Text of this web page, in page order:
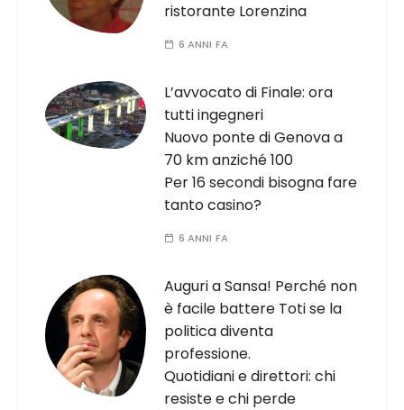
ristorante Lorenzina
6 ANNI FA
L’avvocato di Finale: ora
tutti ingegneri
Nuovo ponte di Genova a
70 km anziché 100
Per 16 secondi bisogna fare
tanto casino?
6 ANNI FA
Auguri a Sansa! Perché non
è facile battere Toti se la
politica diventa
professione.
Quotidiani e direttori: chi
resiste e chi perde